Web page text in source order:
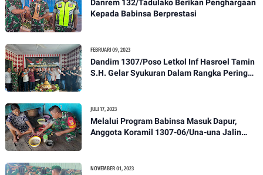
Danrem 132/Tadulako Berikan Penghargaan
Kepada Babinsa Berprestasi
FEBRUARI 09, 2023
Dandim 1307/Poso Letkol Inf Hasroel Tamin
S.H. Gelar Syukuran Dalam Rangka Peringati
JULI 17, 2023
Melalui Program Babinsa Masuk Dapur,
Anggota Koramil 1307-06/Una-una Jalin
NOVEMBER 01, 2023